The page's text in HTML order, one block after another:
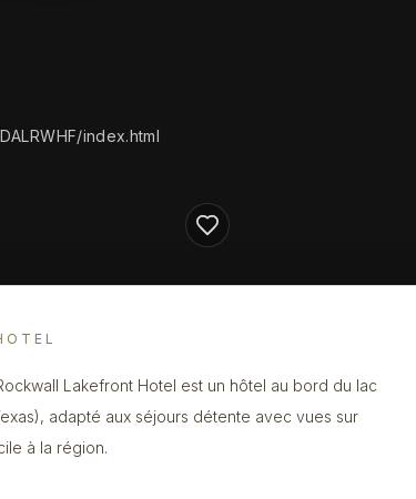
index.html
Lakefront Hotel est un hôtel au bord du lac
adapté aux séjours détente avec vues sur
à la région.